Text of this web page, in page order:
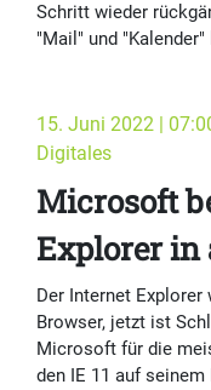
Schritt wieder
"Mail" und
15. Juni 2022 |
Digitales
Microsoft
Explorer in
Der Internet
Browser, jetzt ist
Microsoft für die
den IE 11 auf